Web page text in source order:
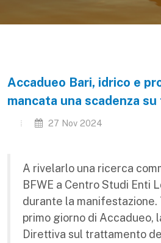
Accadueo Bari, idrico e
mancata una scadenza
27 Nov 2024
A rivelarlo una ricerca
BFWE a Centro Studi Enti
durante la
primo giorno di Accadueo,
Direttiva sul trattamento